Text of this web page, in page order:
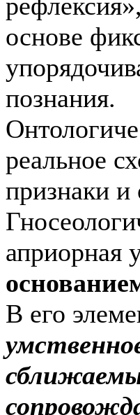
основе
познания.
реальное
признаки
априорная
В его